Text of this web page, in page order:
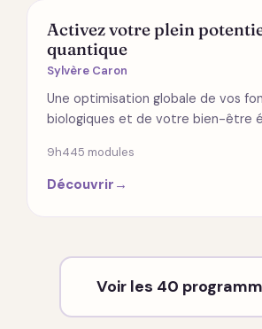
SANTÉ
Activez votre plein
quantique
Sylvère Caron
Une optimisation globale de vos
biologiques et de votre bien-être
9h445 modules
Découvrir →
Voir les 40